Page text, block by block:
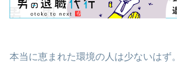
本当に恵まれた環境の人は少ないはず。